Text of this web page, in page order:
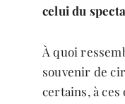
celui du
À quoi
souvenir de
certains, à